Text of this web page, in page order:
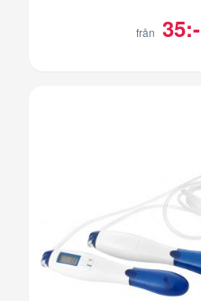
från 35:-